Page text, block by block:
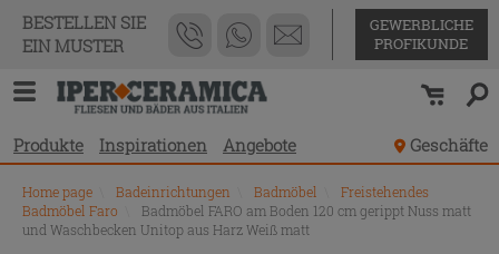
BESTELLEN SIE
EIN MUSTER
GEWERBLICHE
PROFIKUNDE
Produkte Inspirationen Angebote Geschäfte
Home page Badeinrichtungen Badmöbel
Freistehendes
Badmöbel Faro
Badmöbel FARO am Boden 120 cm gerippt Nuss matt
und Waschbecken Unitop aus Harz Weiß matt